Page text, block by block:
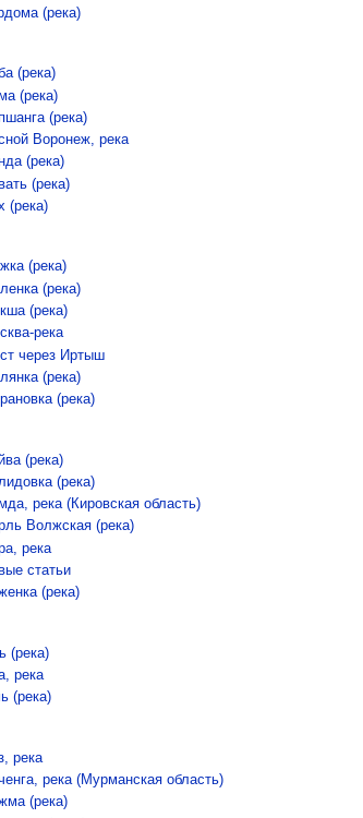
(река)
(река)
(река)
(река)
Воронеж, река
(река)
(река)
(река)
(река)
(река)
(река)
река
через Иртыш
(река)
(река)
(река)
(река)
река (Кировская область)
Волжская (река)
река
статьи
(река)
(река)
река
(река)
река
река (Мурманская область)
(река)